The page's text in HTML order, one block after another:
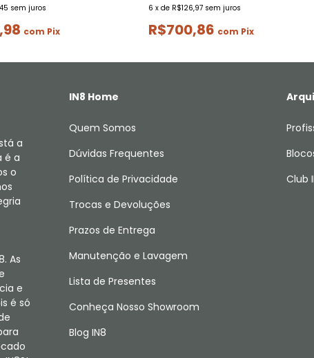
sem juros
com Pix
6 x de R$126,97 sem juros
R$700,86 com Pix
a
é a
o
As
e
é só
IN8 Home
Quem Somos
Dúvidas Frequentes
Política de Privacidade
Trocas e Devoluções
Prazos de Entrega
Manutenção e Lavagem
Lista de Presentes
Conheça Nosso Showroom
Blog IN8
Club